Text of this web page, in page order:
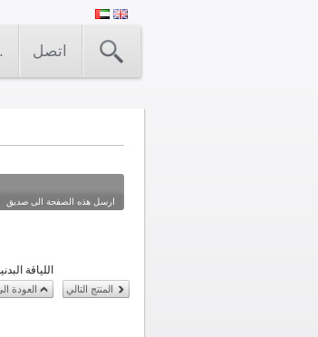
اطلب الكتيب. اتصل
ارسل هذه الصفحة الى صديق
اللياقة
العودة المنتج التالي